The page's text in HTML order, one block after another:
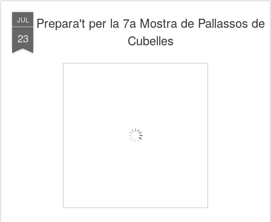
JUL
23
Prepara't per la 7a Mostra de Pallassos de
Cubelles